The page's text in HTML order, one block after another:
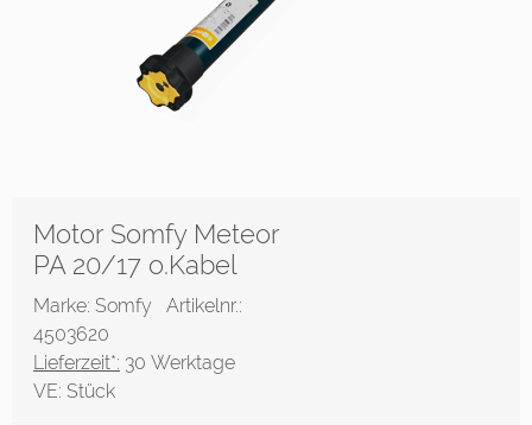
Motor Somfy Meteor
PA 20/17 o.Kabel
Marke: Somfy Artikelnr.:
4503620
Lieferzeit*: 30 Werktage
VE: Stück